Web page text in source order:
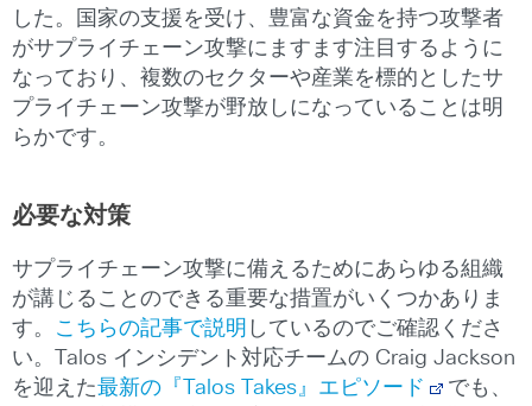
した。国家の支援を受け、豊富な資金を持つ攻撃者
がサプライチェーン攻撃にますます注目するように
なっており、複数のセクターや産業を標的としたサ
プライチェーン攻撃が野放しになっていることは明
らかです。
必要な対策
サプライチェーン攻撃に備えるためにあらゆる組織
が講じることのできる重要な措置がいくつかありま
す。
こちらの記事で説明 しているのでご確認くださ
い。Talos インシデント対応チームの Craig Jackson
を迎えた最新の『Talos Takes』エピソード
でも、